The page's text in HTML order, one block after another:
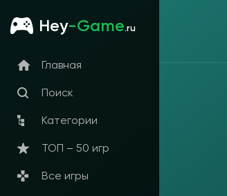
Hey-Game.ru
Главная
Поиск
Категории
ТОП – 50 игр
Все игры